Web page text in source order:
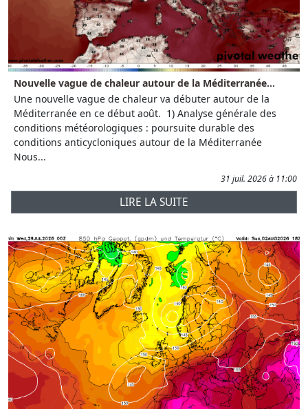
Nouvelle vague de chaleur autour de la Méditerranée...
Une nouvelle vague de chaleur va débuter autour de la
Méditerranée en ce début août. 1) Analyse générale des
conditions météorologiques : poursuite durable des
conditions anticycloniques autour de la Méditerranée
Nous...
31 juil. 2026 à 11:00
LIRE LA SUITE